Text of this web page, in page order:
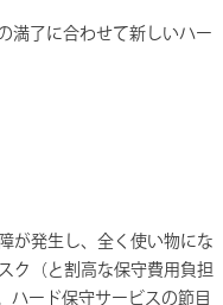
満了に合わせて新しいハー
が発生し、全く使い物にな
ク（と割高な保守費用負担
ハード保守サービスの節目